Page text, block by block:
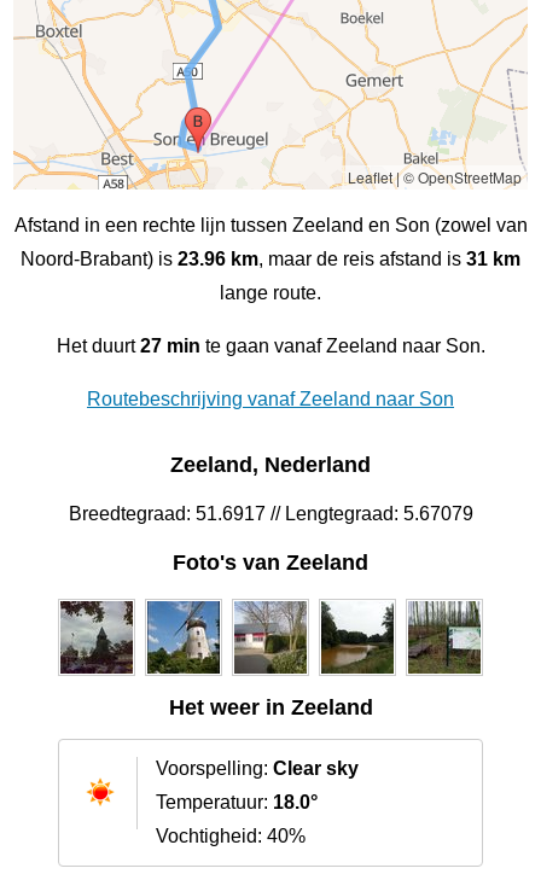
Leaflet|© OpenStreetMap
Afstand in een rechte lijn tussen Zeeland en Son (zowel van
Noord-Brabant) is 23.96 km, maar de reis afstand is 31 km
lange route.
Het duurt27 min te gaan vanaf Zeeland naar Son.
Routebeschrijving vanaf Zeeland naar Son
Zeeland, Nederland
Breedtegraad: 51.6917 // Lengtegraad: 5.67079
Foto's van Zeeland
Het weer in Zeeland
Voorspelling: Clear sky
Temperatuur: 18.0°
Vochtigheid: 40%